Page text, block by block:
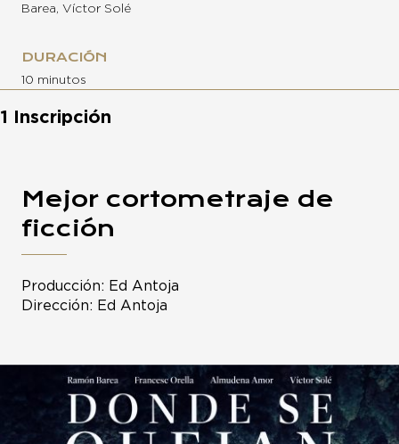
Barea, Víctor Solé
DURACIÓN
10 minutos
1 Inscripción
Mejor cortometraje de
ficción
Producción: Ed Antoja
Dirección: Ed Antoja